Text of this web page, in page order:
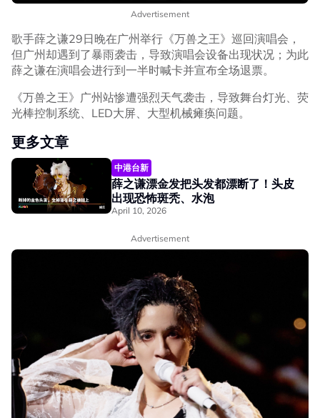
Advertisement
歌手薛之谦29日晚在广州举行《万兽之王》巡回演唱会，
但广州却遇到了暴雨袭击，导致演唱会设备出现状况；为此
薛之谦在演唱会进行到一半时喊卡并宣布全场退票。
《万兽之王》广州站惨遭强烈天气袭击，导致舞台灯光、荧
光棒控制系统、LED大屏、大型机械瘫痪问题。
更多文章
中港台新
薛之谦漂金发把头发都漂断了！头皮
出现恐怖斑秃、水泡
April 10, 2026
Advertisement